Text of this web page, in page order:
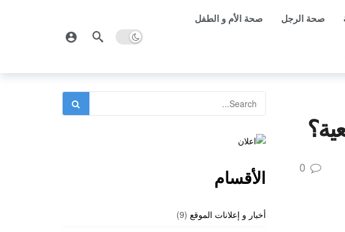
صحة الرجل صحة الأم و الطفل
0 الأقسام
أخبار و إعلانات الموقع (9)